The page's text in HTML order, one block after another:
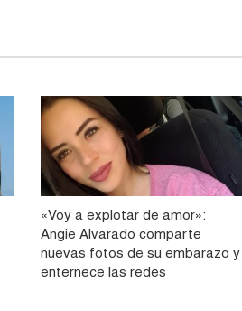
«Voy a explotar de amor»:
Angie Alvarado comparte
nuevas fotos de su embarazo y
enternece las redes